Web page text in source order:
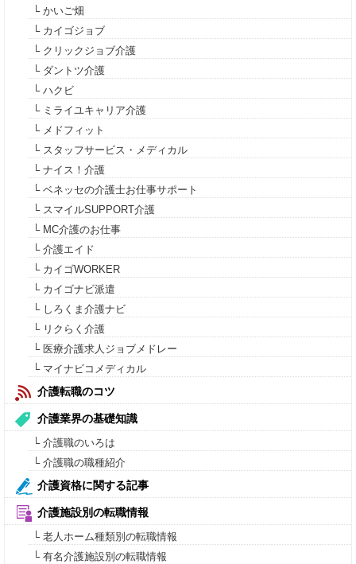
└ かいご畑
└ カイゴジョブ
└ クリックジョブ介護
└ ダントツ介護
└ ハクビ
└ ミライユキャリア介護
└ メドフィット
└ スタッフサービス・メディカル
└ ナイス！介護
└ ベネッセの介護士お仕事サポート
└ スマイルSUPPORT介護
└ MC介護のお仕事
└ 介護エイド
└ カイゴWORKER
└ カイゴナビ派遣
└ しろくま介護ナビ
└ リクらく介護
└ 医療介護求人ジョブメドレー
└ マイナビコメディカル
介護転職のコツ
介護業界の基礎知識
└ 介護職のいろは
└ 介護職の職種紹介
介護資格に関する記事
介護施設別の転職情報
└ 老人ホーム種類別の転職情報
└ 有名介護施設別の転職情報